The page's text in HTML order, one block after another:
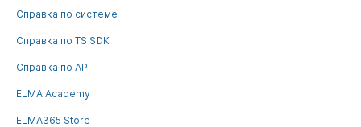
Справка по системе
Справка по TS SDK
Справка по API
ELMA Academy
ELMA365 Store